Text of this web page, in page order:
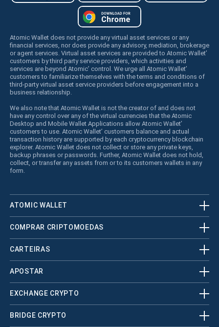
Atomic Wallet does not provide any virtual asset services or any
financial services, nor does provide any advisory, mediation, brokerage
or agent services. Virtual asset services are provided to Atomic Wallet’
customers by third party service providers, which activities and
services are beyond Atomic’ control. We urge all Atomic Wallet’
customers to familiarize themselves with the terms and conditions of
third-party virtual asset service providers before engagement into a
business relationship.
We also note that Atomic Wallet is not the creator of and does not
have any control over any of the virtual currencies that the Atomic
Desktop and Mobile Wallet Applications allow Atomic Wallet’
customers to use. Atomic Wallet’ customers balance and actual
transaction history are supported by each cryptocurrency blockchain
explorer. Atomic Wallet does not collect or store any private keys,
backup phrases or passwords. Further, Atomic Wallet does not hold,
collect, or transfer any assets from or to its customers wallets in any
form.
ATOMIC WALLET
COMPRAR CRIPTOMOEDAS
CARTEIRAS
APOSTAR
EXCHANGE CRYPTO
BRIDGE CRYPTO